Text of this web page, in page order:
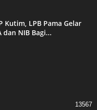
Kutim, LPB Pama Gelar
dan NIB Bagi...
13567